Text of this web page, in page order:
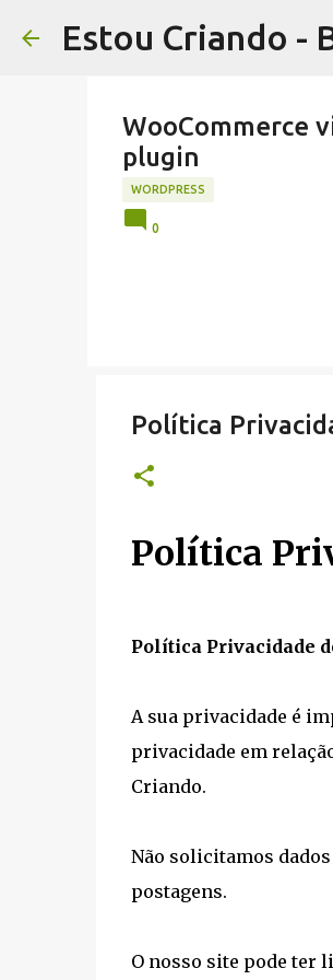
Estou Criando -
WooCommerce
plugin
WORDPRESS
0
Política
Política
Política Privacidade
A sua privacidade é
privacidade em
Criando.
Não solicitamos
postagens.
O nosso site pode ter